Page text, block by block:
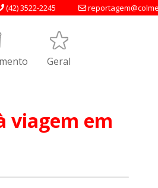
(42) 3522-2245
Geral
viagem em